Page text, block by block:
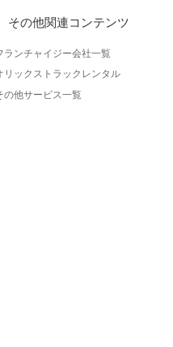
その他関連コンテンツ
ランチャイジー会社一覧
リックストラックレンタル
の他サービス一覧